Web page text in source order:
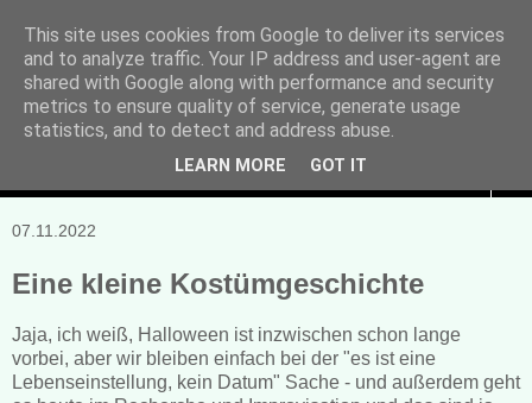
Manuela Sonntag
Bücher, Blogs & mehr
07.11.2022
Eine kleine Kostümgeschichte
Jaja, ich weiß, Halloween ist inzwischen schon lange
vorbei, aber wir bleiben einfach bei der "es ist eine
Lebenseinstellung, kein Datum" Sache - und außerdem geht
This site uses cookies from Google to deliver its services
and to analyze traffic. Your IP address and user-agent are
shared with Google along with performance and security
metrics to ensure quality of service, generate usage
statistics, and to detect and address abuse.
LEARN MORE GOT IT